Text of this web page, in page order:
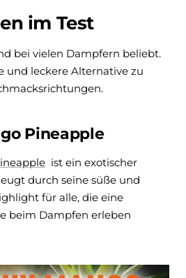
im Test
bei vielen Dampfern beliebt.
und leckere Alternative zu
Pineapple
ist ein exotischer
durch seine süße und
für alle, die eine
beim Dampfen erleben